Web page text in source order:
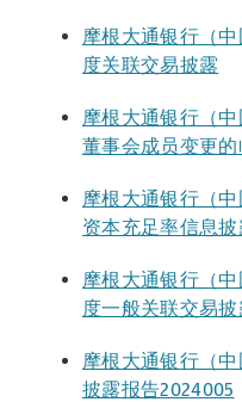
摩根大通银行（
度关联交易披露
摩根大通银行（
董事会成员变更
摩根大通银行（
资本充足率信息
摩根大通银行（
度一般关联交易披
摩根大通银行（
披露报告2024005